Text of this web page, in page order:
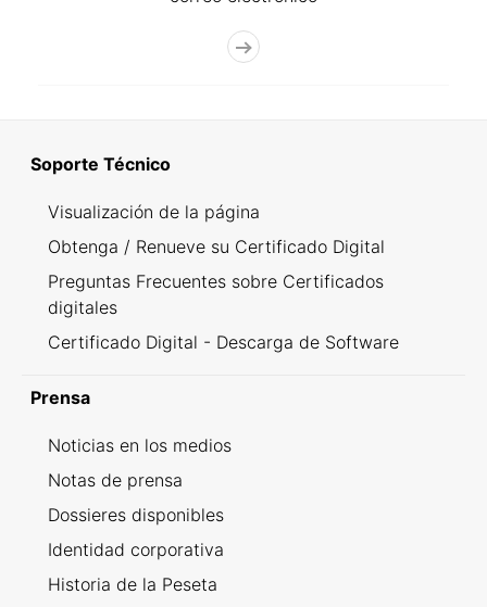
Soporte Técnico
Visualización de la página
Obtenga / Renueve su Certificado Digital
Preguntas Frecuentes sobre Certificados
digitales
Certificado Digital - Descarga de Software
Prensa
Noticias en los medios
Notas de prensa
Dossieres disponibles
Identidad corporativa
Historia de la Peseta